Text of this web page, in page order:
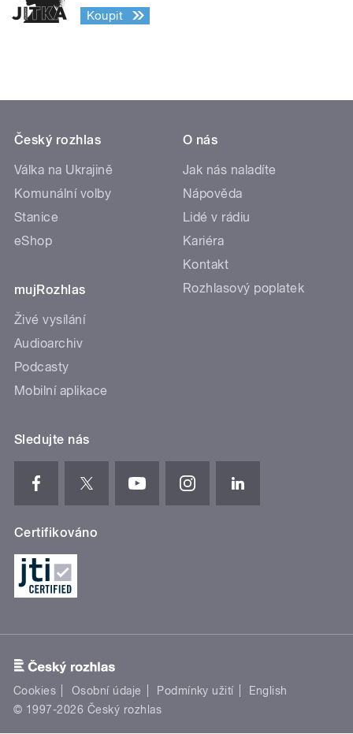
Koupit
Český rozhlas
Válka na Ukrajině
Komunální volby
Stanice
eShop
mujRozhlas
Živé vysílání
Audioarchiv
Podcasty
Mobilní aplikace
O nás
Jak nás naladíte
Nápověda
Lidé v rádiu
Kariéra
Kontakt
Rozhlasový poplatek
Sledujte nás
Certifikováno
Cookies Osobní údaje Podmínky užití
English
© 1997-2026 Český rozhlas